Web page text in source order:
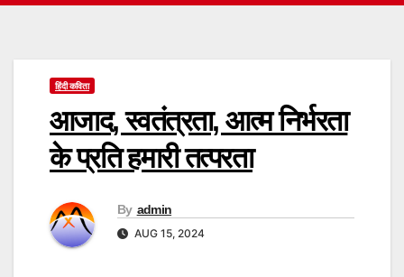
हिंदी कविता
आजाद, स्वतंत्रता, आत्म निर्भरता
के प्रति हमारी तत्परता
By admin
AUG 15, 2024